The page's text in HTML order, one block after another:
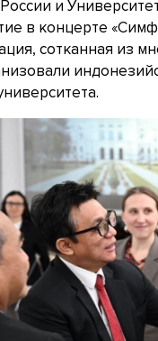
и
в концерте
сотканная из